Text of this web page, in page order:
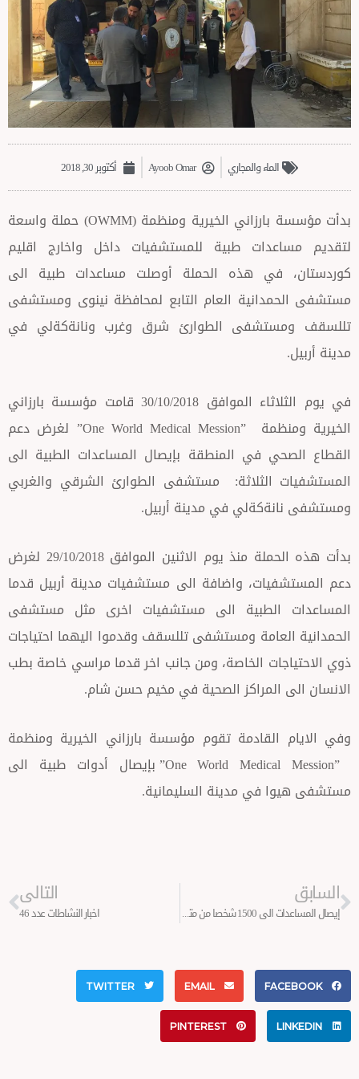
Ayoob Omar أكتوبر 30, 2018
بدأت مؤسسة بارزاني الخيرية ومنظمة (OWMM) حملة واسعة
طبية للمستشفيات داخل واخارج اقليم
في هذه الحملة أوصلت مساعدات طبية الى
العام التابع لمحافظة نينوى ومستشفى
الطوارئ شرق وغرب ونانةكةلي في
في يوم الثلاثاء الموافق 30/10/2018 قامت مؤسسة بارزاني
الخيرية ومنظمة ”One World Medical Mession” لغرض دعم
في المنطقة بإيصال المساعدات الطبية الى
الثلاثة: مستشفى الطوارئ الشرقي والغربي
في مدينة أربيل.
بدأت هذه الحملة منذ يوم الاثنين الموافق 29/10/2018 لغرض
واضافة الى مستشفيات مدينة أربيل قدما
الطبية الى مستشفيات اخرى مثل مستشفى
ومستشفى تللسقف وقدموا اليهما احتياجات
الخاصة، ومن جانب اخر قدما مراسي خاصة بطب
الصحية في مخيم حسن شام.
تقوم مؤسسة بارزاني الخيرية ومنظمة
”One World Medical Mession” بإيصال أدوات طبية الى
في مدينة السليمانية.
إيصال المساعدات الى 1500 شخصا من متضرري فيضانات محافظة أربيل
EMAIL
TWITTER
PINTEREST